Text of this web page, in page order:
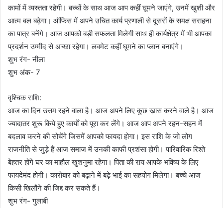
कामों में व्यस्तता रहेगी। बच्चों के साथ आज आप कहीं घूमने जाएंगे, उनमें खुशी और
आत्म बल बढ़ेगा। ऑफिस में अपने उचित कार्य प्रणाली से दूसरों के समक्ष सराहना
का पात्र बनेंगे। आज आपको बड़ी सफलता मिलेगी साथ ही कार्यक्षेत्र में भी आपका
प्रदर्शन उम्मीद से अच्छा रहेगा। लवमेट कहीं घूमने का प्लान बनाएंगे।
शुभ रंग- नीला
शुभ अंक- 7
वृश्चिक राशि:
आज का दिन उत्तम रहने वाला है। आज अपने लिए कुछ ख़ास करने वाले है। आज
ज्यादातर शुरू किये हुए कार्यों को पूरा कर लेंगे। आज आप अपने रहन-सहन में
बदलाव करने की सोचेंगे जिसमें आपको फायदा होगा। इस राशि के जो लोग
राजनीति से जुड़े हैं आज समाज में उनकी काफी प्रशंसा होगी। पारिवारिक रिश्ते
बेहतर होंगे घर का माहौल खुशनुमा रहेगा। पिता की राय आपके भविष्य के लिए
फायदेमंद होगी। कारोबार को बढ़ाने में बढ़े भाई का सहयोग मिलेगा। बच्चे आज
किसी खिलौने की जिद्द कर सकते हैं।
शुभ रंग- गुलाबी